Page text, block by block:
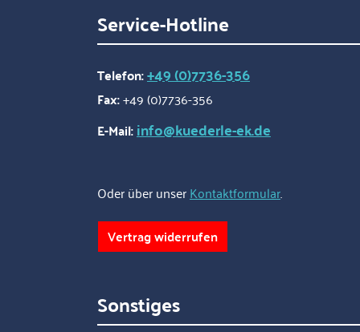
Verarbeitung ist der
Ausbindehaken äußerst
robust und rostfrei. • Für
Longierbrillen und
Ausbindezügel• Rostfreie
Service-Hotline
Telefon:+49 (0)7736-356
Fax:+49 (0)7736-356
E-Mail:info@kuederle-ek.de
Oder über unserKontaktformular.
Vertrag widerrufen
Sonstiges